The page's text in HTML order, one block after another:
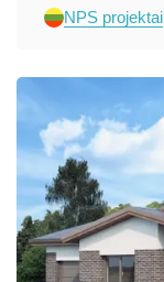
NPS projektai